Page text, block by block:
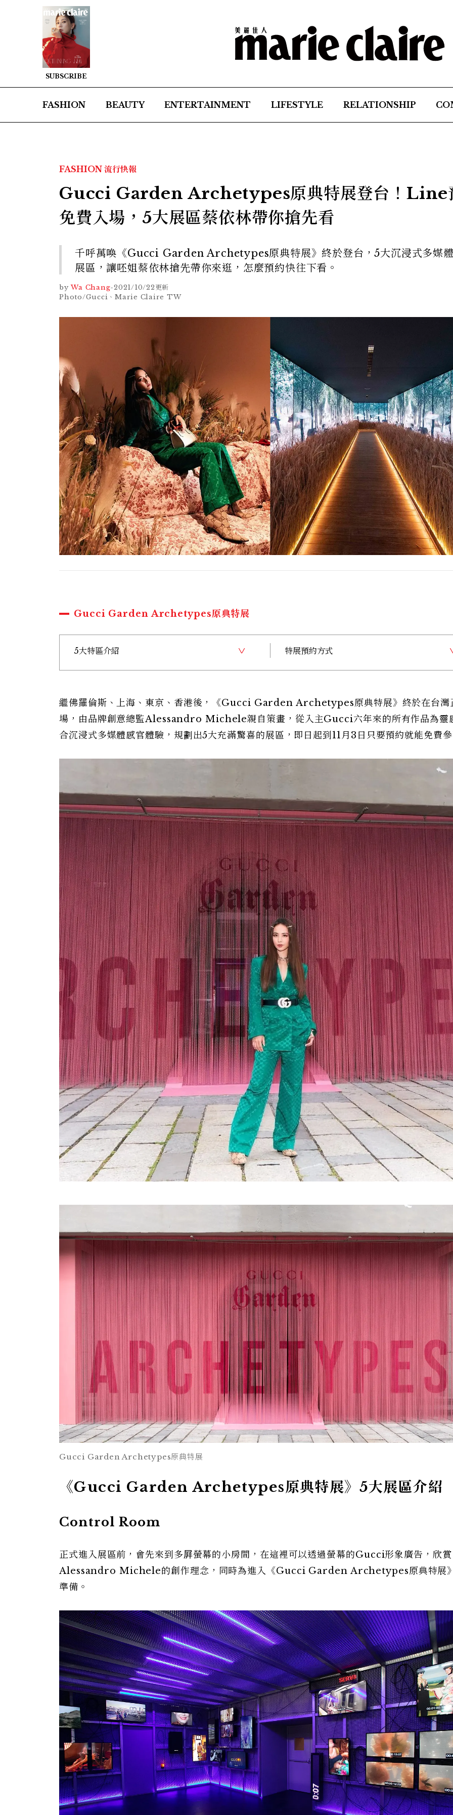
SUBSCRIBE
FASHION BEAUTY ENTERTAINMENT LIFESTYLE RELATIONSHIP
FASHION 流行快報
Gucci Garden Archetypes原典特展登台！Line
免費入場，5大展區蔡依林帶你搶先看
千呼萬喚《Gucci Garden Archetypes原典特展》終於登台，5大沉浸式多媒
展區，讓呸姐蔡依林搶先帶你來逛，怎麼預約快往下看。
by Wa Chang-2021/10/22更新
Photo/Gucci、Marie Claire TW
Gucci Garden Archetypes原典特展
5大特區介紹 特展預約方式
繼佛羅倫斯、上海、東京、香港後，《Gucci Garden Archetypes原典特展》終於在台灣
場，由品牌創意總監Alessandro Michele親自策畫，從入主Gucci六年來的所有作品為靈
合沉浸式多媒體感官體驗，規劃出5大充滿驚喜的展區，即日起到11月3日只要預約就能免費
Gucci Garden Archetypes原典特展
《Gucci Garden Archetypes原典特展》5大展區介紹
Control Room
正式進入展區前，會先來到多屛螢幕的小房間，在這裡可以透過螢幕的Gucci形象廣告，欣賞
Alessandro Michele的創作理念，同時為進入《Gucci Garden Archetypes原典特展
準備。